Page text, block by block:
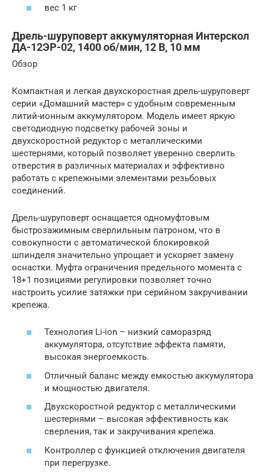
вес 1 кг
Дрель-шуруповерт аккумуляторная Интерскол
ДА-12ЭР-02, 1400 об/мин, 12 В, 10 мм
Обзор
Компактная и легкая двухскоростная дрель-шуруповерт
серии «Домашний мастер» с удобным современным
литий-ионным аккумулятором. Модель имеет яркую
светодиодную подсветку рабочей зоны и
двухскоростной редуктор с металлическими
шестернями, который позволяет уверенно сверлить
отверстия в различных материалах и эффективно
работать с крепежными элементами резьбовых
соединений.
Дрель-шуруповерт оснащается одномуфтовым
быстрозажимным сверлильным патроном, что в
совокупности с автоматической блокировкой
шпинделя значительно упрощает и ускоряет замену
оснастки. Муфта ограничения предельного момента с
18+1 позициями регулировки позволяет точно
настроить усилие затяжки при серийном закручивании
крепежа.
Технология Li-ion – низкий саморазряд
аккумулятора, отсутствие эффекта памяти,
высокая энергоемкость.
Отличный баланс между емкостью аккумулятора
и мощностью двигателя.
Двухскоростной редуктор с металлическими
шестернями – высокая эффективность как
сверления, так и закручивания крепежа.
Контроллер с функцией отключения двигателя
при перегрузке.